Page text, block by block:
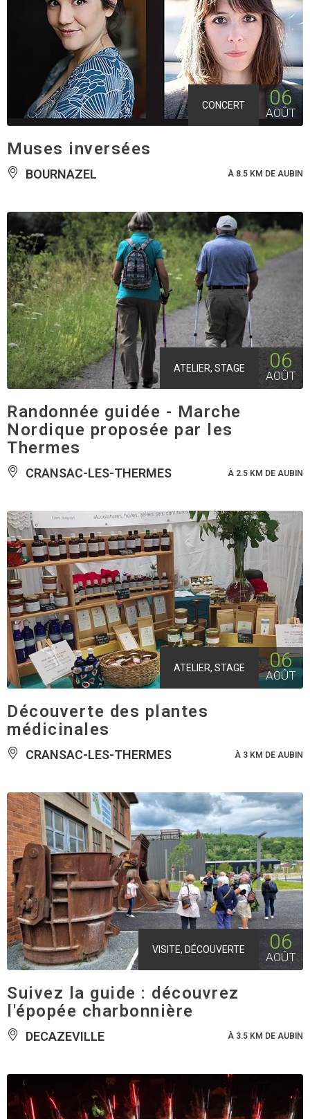
CONCERT 06
AOÛT
Muses inversées
BOURNAZEL À 8.5 KM DE AUBIN
ATELIER, STAGE 06
AOÛT
Randonnée guidée - Marche
Nordique proposée par les
Thermes
CRANSAC-LES-THERMES À 2.5 KM DE AUBIN
ATELIER, STAGE 06
AOÛT
Découverte des plantes
médicinales
CRANSAC-LES-THERMES À 3 KM DE AUBIN
VISITE, DÉCOUVERTE 06
AOÛT
Suivez la guide : découvrez
l'épopée charbonnière
DECAZEVILLE À 3.5 KM DE AUBIN